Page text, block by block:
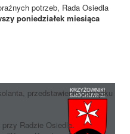
potrzeb, Rada Osiedla
poniedziałek miesiąca
przedstawienie porządku
Radzie Osiedla.